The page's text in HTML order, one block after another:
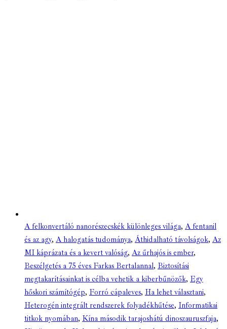
A felkonvertáló nanorészecskék különleges világa, A fentanil
és az agy, A halogatás tudománya, Áthidalható távolságok, Az
MI káprázata és a kevert valóság, Az űrhajós is ember,
Beszélgetés a 75 éves Farkas Bertalannal, Biztosítási
megtakarításainkat is célba vehetik a kiberbűnözők, Egy
hőskori számítógép, Forró cápaleves, Ha lehet választani,
Heterogén integrált rendszerek folyadékhűtése, Informatikai
titkok nyomában, Kína második tarajoshátú dinoszauruszfaja,